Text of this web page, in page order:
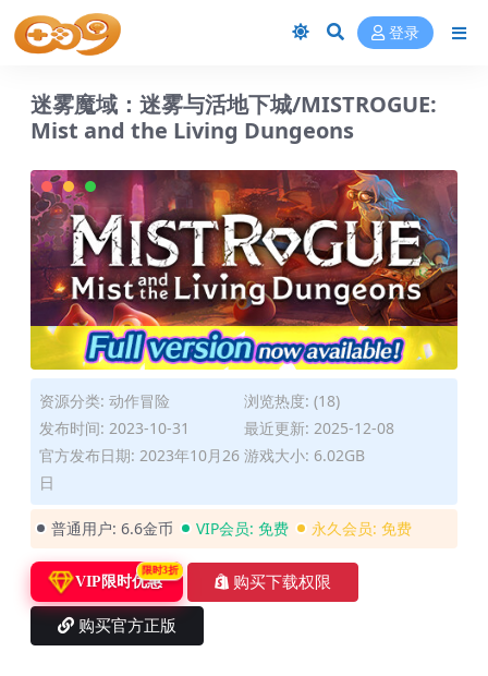
登录
迷雾魔域：迷雾与活地下城/MISTROGUE:
Mist and the Living Dungeons
资源分类: 动作冒险
浏览热度: (18)
发布时间: 2023-10-31
最近更新: 2025-12-08
官方发布日期: 2023年10月26
日
游戏大小: 6.02GB
普通用户: 6.6金币 VIP会员: 免费 永久会员: 免费
VIP限时优惠
限时3折
购买下载权限
购买官方正版